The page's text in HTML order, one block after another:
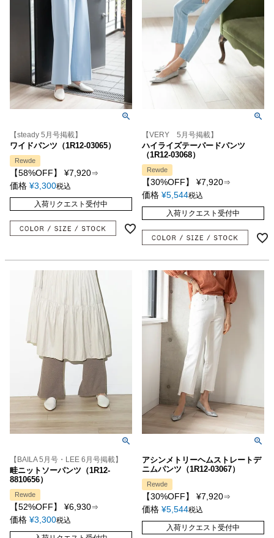
【steady 5月号掲載】
ワイドパンツ（1R12-03065）
Rewde
【58%OFF】 ¥7,920⇒
価格 ¥3,300税込
入荷リクエスト受付中
【VERY 5月号掲載】
ハイライズテーパードパンツ
（1R12-03068）
Rewde
【30%OFF】 ¥7,920⇒
価格 ¥5,544税込
入荷リクエスト受付中
【BAILA 5月号・LEE 6月号掲載】
畦ニットソーパンツ（1R12-
8810656）
Rewde
【52%OFF】 ¥6,930⇒
価格 ¥3,300税込
アシンメトリーヘムストレートデ
ニムパンツ（1R12-03067）
Rewde
【30%OFF】 ¥7,920⇒
価格 ¥5,544税込
入荷リクエスト受付中